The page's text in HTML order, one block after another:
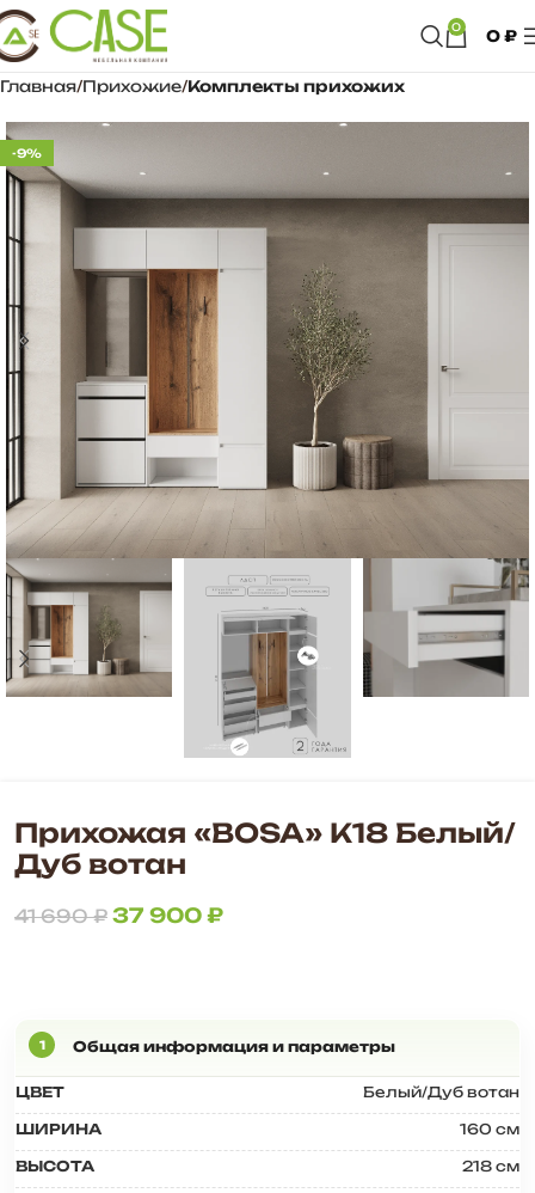
0 0₽
Главная Прихожие Комплекты прихожих
-9%
Прихожая «BOSA» К18 Белый/
Дуб вотан
41 690₽ 37 900₽
ЦВЕТ Белый/Дуб вотан
ШИРИНА 160 см
ВЫСОТА 218 см